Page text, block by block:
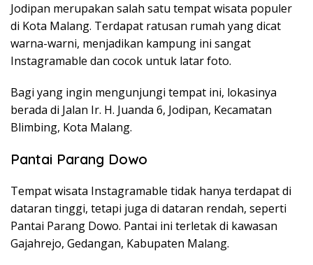
Jodipan merupakan salah satu tempat wisata populer
di Kota Malang. Terdapat ratusan rumah yang dicat
warna-warni, menjadikan kampung ini sangat
Instagramable dan cocok untuk latar foto.
Bagi yang ingin mengunjungi tempat ini, lokasinya
berada di Jalan Ir. H. Juanda 6, Jodipan, Kecamatan
Blimbing, Kota Malang.
Pantai Parang Dowo
Tempat wisata Instagramable tidak hanya terdapat di
dataran tinggi, tetapi juga di dataran rendah, seperti
Pantai Parang Dowo. Pantai ini terletak di kawasan
Gajahrejo, Gedangan, Kabupaten Malang.